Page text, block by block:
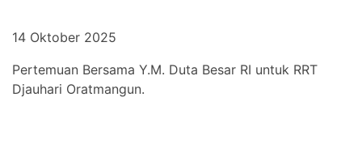
14 Oktober 2025
Pertemuan Bersama Y.M. Duta Besar RI untuk RRT
Djauhari Oratmangun.